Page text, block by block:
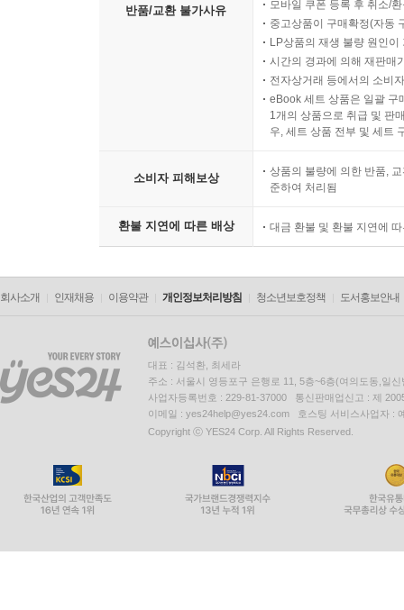
반품/교환 불가사유
모바일 쿠폰 등록 후 취소/
중고상품이 구매확정(자동
LP상품의 재생 불량 원인
시간의 경과에 의해 재판매
전자상거래 등에서의 소비
eBook 세트 상품은 일괄 구
1개의 상품으로 취급 및 판
우, 세트 상품 전부 및 세트
소비자 피해보상
상품의 불량에 의한 반품,
준하여 처리됨
환불 지연에 따른 배상 대금 환불 및 환불 지연에
회사소개 인재채용 이용약관 개인정보처리방침 청소년보호정책 도서홍보안내
대표 : 김석환, 최세라
주소 : 서울시 영등포구 은행로 11, 5층~6층(여의도동,일신
사업자등록번호 : 229-81-37000 통신판매업신고 : 제
이메일 : yes24help@yes24.com 호스팅 서비스사업자 :
Copyright ⓒ YES24 Corp. All Rights Reserved.